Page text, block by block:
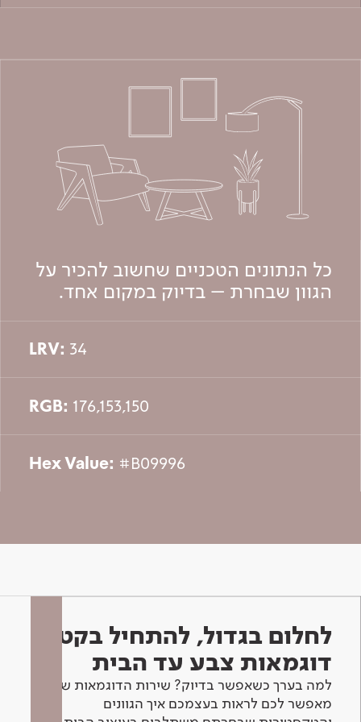
כל הנתונים הטכניים שחשוב להכיר על
הגוון שבחרת – בדיוק במקום אחד.
LRV: 34
RGB: 176,153,150
Hex Value: #B09996
לחלום בגדול, להתחיל בקטן -
דוגמאות צבע עד הבית
למה בערך כשאפשר בדיוק? שירות הדוגמאות שלנו
מאפשר לכם לראות בעצמכם איך הגוונים